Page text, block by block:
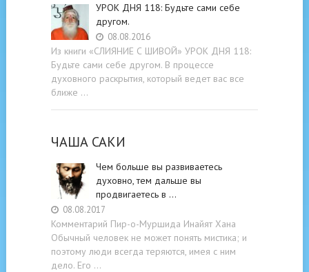
УРОК ДНЯ 118: Будьте cами cебе
другом.
08.08.2016
Из книги «СЛИЯНИЕ С ШИВОЙ» УРОК ДНЯ 118:
Будьте cами cебе другом. В процессе
духовного раскрытия, который ведет вас все
ближе …
ЧАША САКИ
Чем больше вы развиваетесь
духовно, тем дальше вы
продвигаетесь в …
08.08.2017
Комментарий Пир-о-Муршида Инайят Хана
Обычный человек не может понять мистика; и
поэтому люди всегда теряются, имея с ним
дело. Его …